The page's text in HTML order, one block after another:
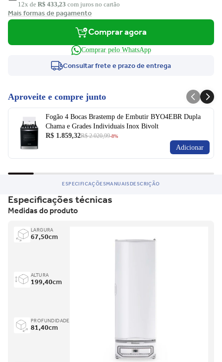
12x de R$ 433,23 com juros no cartão
Mais formas de pagamento
Comprar agora
Comprar pelo WhatsApp
Consultar frete e prazo de entrega
Aproveite e compre junto
Fogão 4 Bocas Brastemp de Embutir BYO4EBR Dupla
Chama e Grades Individuais Inox Bivolt
R$ 1.859,32R$ 2.020,99-8%
Adicionar
ESPECIFICAÇÕESMANUAISDESCRIÇÃO
Especificações técnicas
Medidas do produto
LARGURA
67,50cm
ALTURA
199,40cm
PROFUNDIDADE
81,40cm